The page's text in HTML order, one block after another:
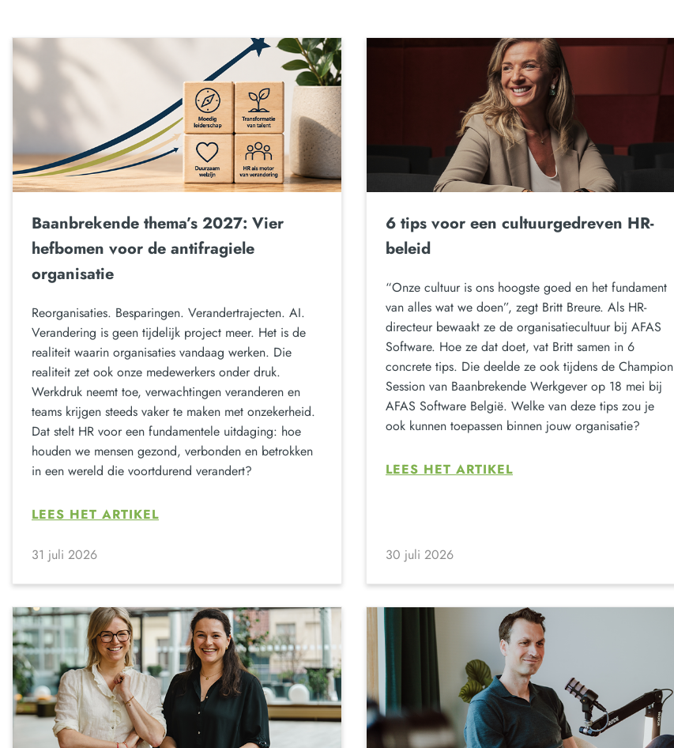
Baanbrekende thema’s 2027: Vier
hefbomen voor de antifragiele
organisatie
Reorganisaties. Besparingen. Verandertrajecten. AI.
Verandering is geen tijdelijk project meer. Het is de
realiteit waarin organisaties vandaag werken. Die
realiteit zet ook onze medewerkers onder druk.
Werkdruk neemt toe, verwachtingen veranderen en
teams krijgen steeds vaker te maken met onzekerheid.
Dat stelt HR voor een fundamentele uitdaging: hoe
houden we mensen gezond, verbonden en betrokken
in een wereld die voortdurend verandert?
LEES HET ARTIKEL
31 juli 2026
6 tips voor een cultuurgedreven HR-
beleid
“Onze cultuur is ons hoogste goed en het fundament
van alles wat we doen”, zegt Britt Breure. Als HR-
directeur bewaakt ze de organisatiecultuur bij AFAS
Software. Hoe ze dat doet, vat Britt samen in 6
concrete tips. Die deelde ze ook tijdens de Champion
Session van Baanbrekende Werkgever op 18 mei bij
AFAS Software België. Welke van deze tips zou je
ook kunnen toepassen binnen jouw organisatie?
LEES HET ARTIKEL
30 juli 2026